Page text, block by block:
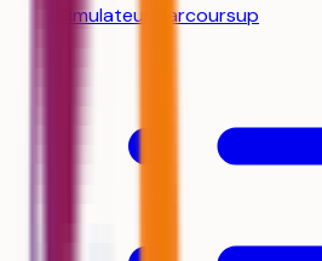
Simulateur Parcoursup